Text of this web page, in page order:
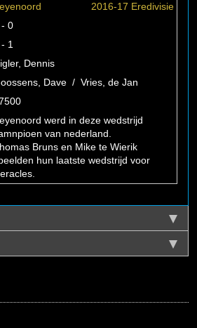
2016-17 Eredivisie
- 0
1
Dennis
Dave / Vries, de Jan
werd in deze wedstrijd
van nederland.
Bruns en Mike te Wierik
hun laatste wedstrijd voor